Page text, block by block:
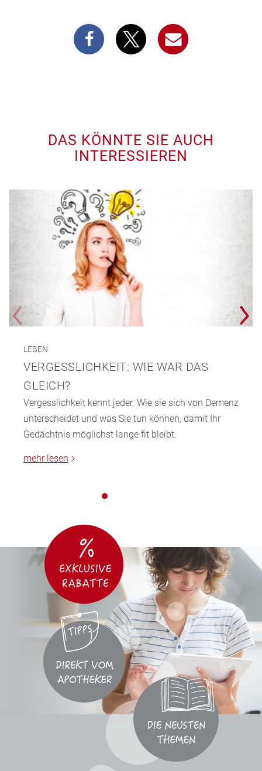
DAS KÖNNTE SIE AUCH
INTERESSIEREN
LEBEN
VERGESSLICHKEIT: WIE WAR DAS
GLEICH?
Vergesslichkeit kennt jeder. Wie sie sich von Demenz
unterscheidet und was Sie tun können, damit Ihr
Gedächtnis möglichst lange fit bleibt.
mehr lesen